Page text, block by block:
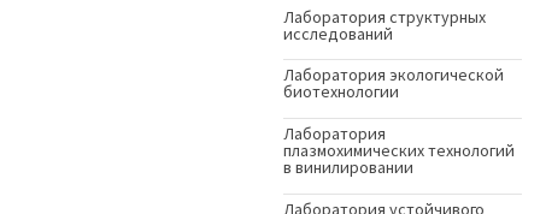
Лаборатория структурных
исследований
Лаборатория экологической
биотехнологии
Лаборатория
плазмохимических технологий
в винилировании
Лаборатория устойчивого